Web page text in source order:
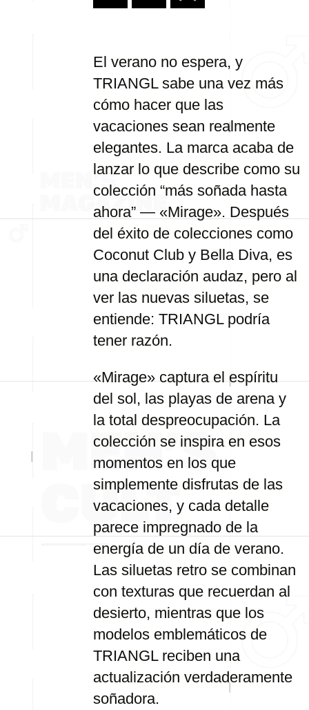
El verano no espera, y
TRIANGL sabe una vez más
cómo hacer que las
vacaciones sean realmente
elegantes. La marca acaba de
lanzar lo que describe como su
colección “más soñada hasta
ahora” — «Mirage». Después
del éxito de colecciones como
Coconut Club y Bella Diva, es
una declaración audaz, pero al
ver las nuevas siluetas, se
entiende: TRIANGL podría
tener razón.
«Mirage» captura el espíritu
del sol, las playas de arena y
la total despreocupación. La
colección se inspira en esos
momentos en los que
simplemente disfrutas de las
vacaciones, y cada detalle
parece impregnado de la
energía de un día de verano.
Las siluetas retro se combinan
con texturas que recuerdan al
desierto, mientras que los
modelos emblemáticos de
TRIANGL reciben una
actualización verdaderamente
soñadora.